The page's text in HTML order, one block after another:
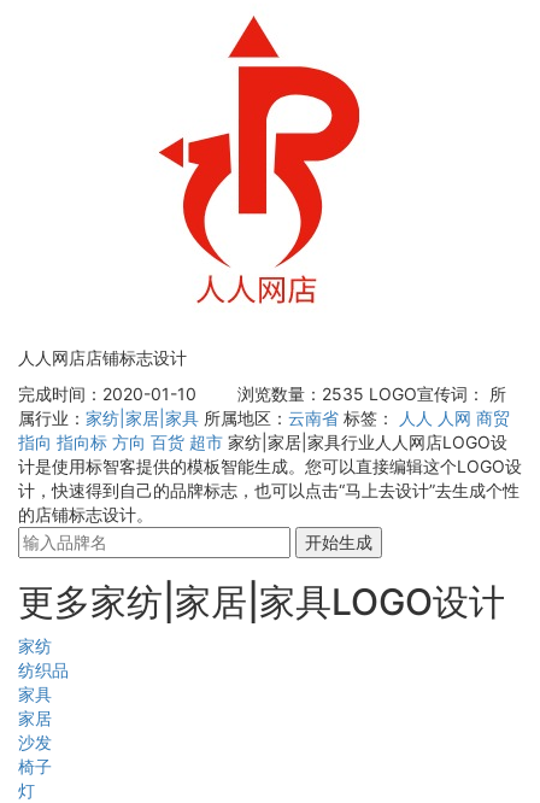
人人网店店铺标志设计
完成时间：2020-01-10
浏览数量：2535 LOGO宣传词：
所
属行业： 家纺|家居|家具 所属地区： 云南省 标签： 人人 人网 商贸
指向 指向标 方向 百货 超市 家纺|家居|家具行业人人网店LOGO设
计是使用标智客提供的模板智能生成。您可以直接编辑这个LOGO设
计，快速得到自己的品牌标志，也可以点击“马上去设计”去生成个性
的店铺标志设计。
开始生成
更多家纺|家居|家具LOGO设计
家纺
纺织品
家具
家居
沙发
椅子
灯